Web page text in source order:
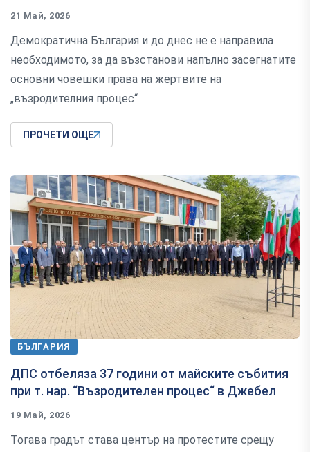
21 Май, 2026
Демократична България и до днес не е направила
необходимото, за да възстанови напълно засегнатите
основни човешки права на жертвите на
„възродителния процес“
ПРОЧЕТИ ОЩЕ
БЪЛГАРИЯ
ДПС отбеляза 37 години от майските събития
при т. нар. “Възродителен процес“ в Джебел
19 Май, 2026
Тогава градът става център на протестите срещу